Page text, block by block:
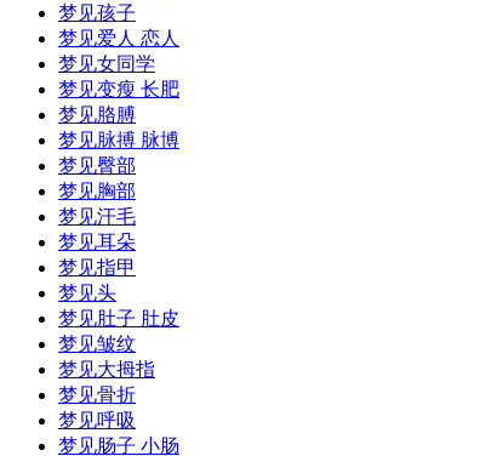
梦见孩子
梦见爱人 恋人
梦见女同学
梦见变瘦 长肥
梦见胳膊
梦见脉搏 脉博
梦见臀部
梦见胸部
梦见汗毛
梦见耳朵
梦见指甲
梦见头
梦见肚子 肚皮
梦见皱纹
梦见大拇指
梦见骨折
梦见呼吸
梦见肠子 小肠